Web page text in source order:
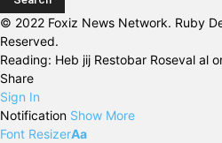
© 2022 Foxiz News Network. Ruby
Reserved.
Reading: Heb jij Restobar Roseval al
Share
Sign In
Notification Show More
Font ResizerAa